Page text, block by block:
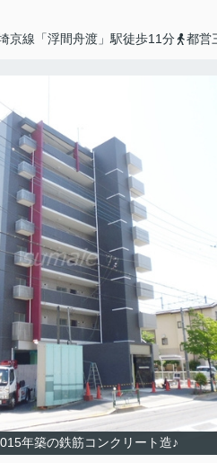
京線「浮間舟渡」駅徒歩11分 都営
年築の鉄筋コンクリート造♪